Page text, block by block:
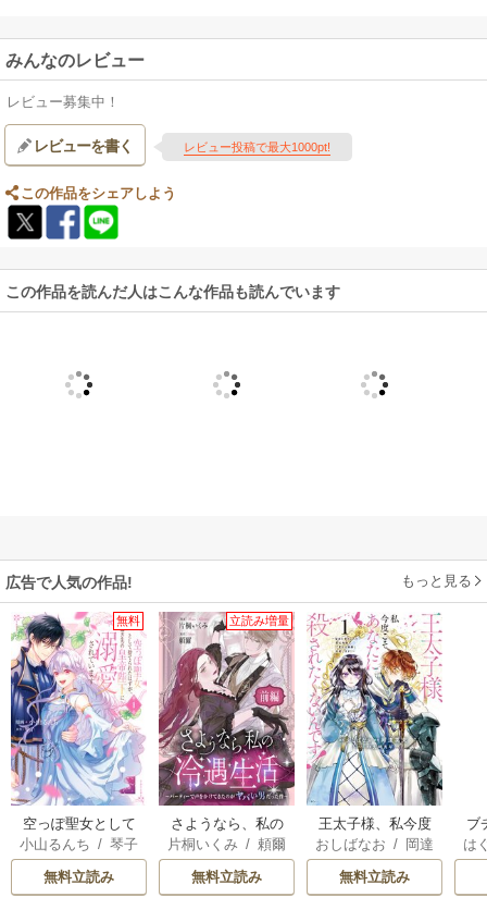
みんなのレビュー
レビュー募集中！
レビューを書く レビュー投稿で最大1000pt!
この作品をシェアしよう
この作品を読んだ人はこんな作品も読んでいます
広告で人気の作品! もっと見る
無料
空っぽ聖女として
捨てられたはず
が、嫁ぎ先の皇帝
陛下に溺愛されて
小山るんち /琴子
無料立読み
立読み増量
さようなら、私の
冷遇生活 ～パーテ
ィーで声をかけて
きたのがヤバい男
片桐いくみ / 頼爾
無料立読み
王太子様、私今度
こそあなたに殺さ
れたくないんで
す！ ～聖女に嵌め
おしばなお / 岡達
英茉/先崎真琴
無料立読み
ブ
復
は